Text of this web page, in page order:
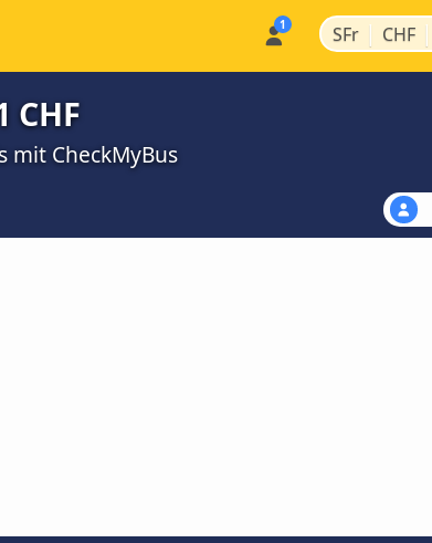
SFr | CHF |
CHF
CheckMyBus